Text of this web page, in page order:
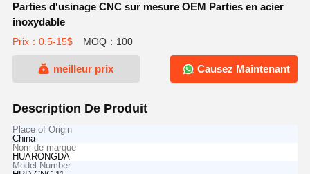
Parties d'usinage CNC sur mesure OEM Parties en acier
inoxydable
Prix：0.5-15$ MOQ：100
meilleur prix Causez Maintenant
Description De Produit
Place of Origin
China
Nom de marque
HUARONGDA
Model Number